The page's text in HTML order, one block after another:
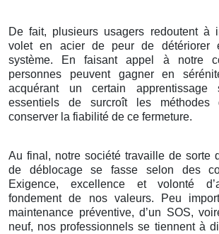
De fait, plusieurs usagers redoutent à
volet en acier de peur de détériorer
système. En faisant appel à notre
personnes peuvent gagner en
acquérant un certain
essentiels de surcroît les
conserver la fiabilité de ce fermeture.
Au final, notre société travaille de sorte
de déblocage se fasse selon des
Exigence, excellence et volonté
fondement de nos valeurs. Peu
maintenance préventive, d’un SOS,
neuf, nos professionnels se tiennent à